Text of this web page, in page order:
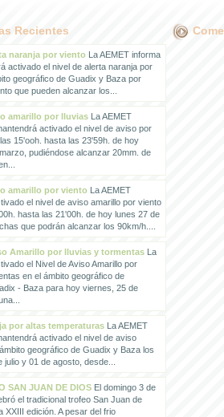
Recientes
naranja por vientoLa AEMET informa
activado el nivel de alerta naranja por
geográfico de Guadix y Baza por
que pueden alcanzar los...
amarillo por lluviasLa AEMET
activado el nivel de aviso por
15'ooh. hasta las 23'59h. de hoy
pudiéndose alcanzar 20mm. de
amarillo por vientoLa AEMET
el nivel de aviso amarillo por viento
hasta las 21'00h. de hoy lunes 27 de
que podrán alcanzar los 90km/h....
Amarillo por lluvias y tormentasLa
el Nivel de Aviso Amarillo por
en el ámbito geográfico de
- Baza para hoy viernes, 25 de
por altas temperaturasLa AEMET
activado el nivel de aviso
geográfico de Guadix y Baza los
julio y 01 de agosto, desde...
SAN JUAN DE DIOSEl domingo 3 de
el tradicional trofeo San Juan de
XXIII edición. A pesar del frio